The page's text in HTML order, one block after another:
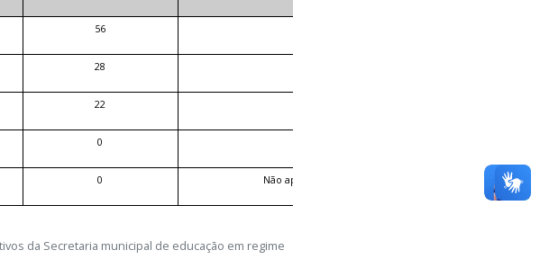
56
28
22
0
0 Não apresentou todos os pré-requisitos.
da Secretaria municipal de educação em regime